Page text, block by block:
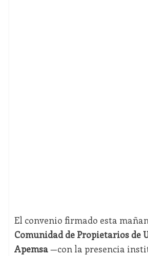
El convenio firmado esta
Comunidad de Propietarios de
Apemsa—con la presencia